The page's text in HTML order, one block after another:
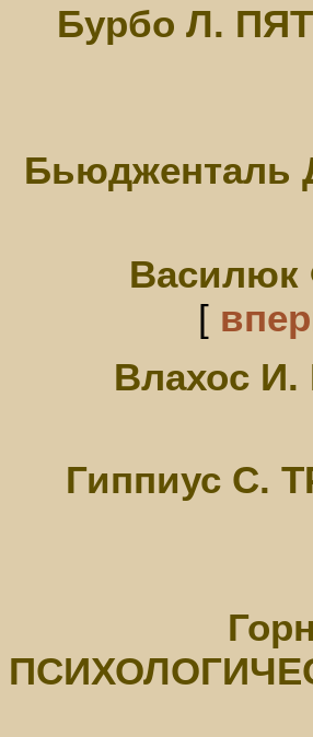
Бурбо Л.
[
Влахос
Гиппиус С.